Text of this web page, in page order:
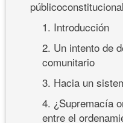
1. Introducción
2. Un intento de
comunitario
3. Hacia un
4. ¿Supremacía
entre el